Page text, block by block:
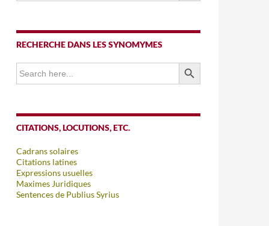
RECHERCHE DANS LES SYNOMYMES
Search
for:
SEARCH BUTTON
CITATIONS, LOCUTIONS, ETC.
Cadrans solaires
Citations latines
Expressions usuelles
Maximes Juridiques
Sentences de Publius Syrius